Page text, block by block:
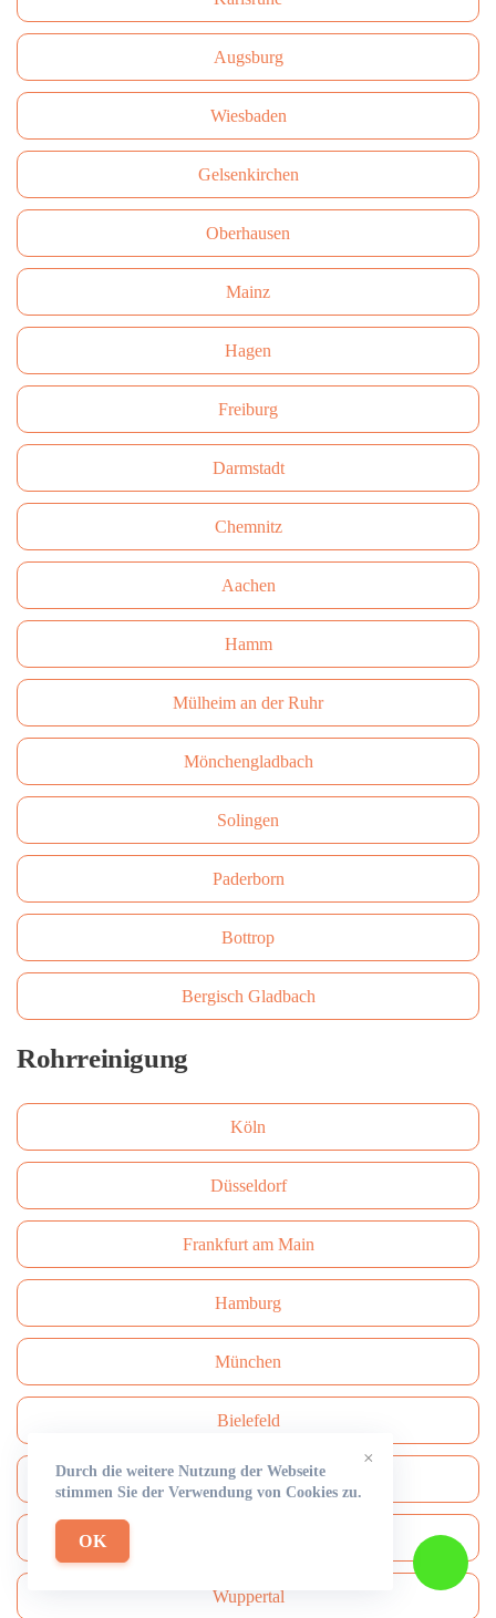
Augsburg
Wiesbaden
Gelsenkirchen
Oberhausen
Mainz
Hagen
Freiburg
Darmstadt
Сhemnitz
Aachen
Hamm
Mülheim an der Ruhr
Mönchengladbach
Solingen
Paderborn
Bottrop
Bergisch Gladbach
Rohrreinigung
Köln
Düsseldorf
Frankfurt am Main
Hamburg
München
Bielefeld
Bonn
Wuppertal
×
Durch die weitere Nutzung der Webseite
stimmen Sie der Verwendung von Cookies zu.
OK